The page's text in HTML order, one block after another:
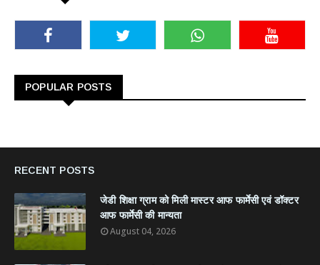
POPULAR POSTS
RECENT POSTS
जेडी शिक्षा ग्राम को मिली मास्टर आफ फार्मेसी एवं डॉक्टर
आफ फार्मेसी की मान्यता
August 04, 2026